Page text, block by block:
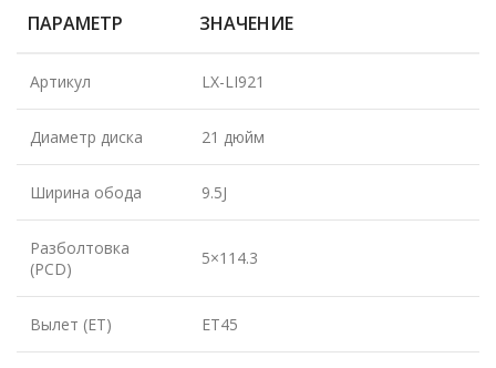
ПАРАМЕТР ЗНАЧЕНИЕ
Артикул LX-LI921
Диаметр диска 21 дюйм
Ширина обода 9.5J
Разболтовка
(PCD)
5×114.3
Вылет (ET) ET45